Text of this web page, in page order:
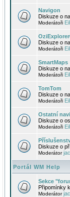
Navigon
Diskuze o
Moderátoři
Diskuze o
Moderátoři
SmartMaps
Diskuze o
Moderátoři
TomTom
Diskuze o
Moderátoři
Ostatní
Diskuze o
Moderátoři
Diskuze o
Moderátor
Portál WM Help
Sekce
Připomínky
Moderátor